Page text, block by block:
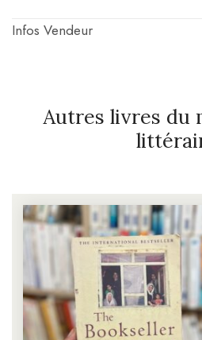
Infos Vendeur
Autres livres du